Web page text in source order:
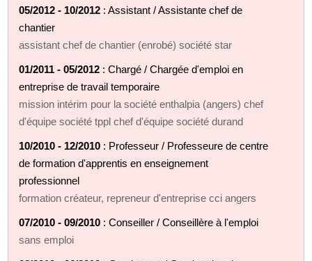
05/2012 - 10/2012 : Assistant / Assistante chef de
chantier
assistant chef de chantier (enrobé) société star
01/2011 - 05/2012 : Chargé / Chargée d'emploi en
entreprise de travail temporaire
mission intérim pour la société enthalpia (angers) chef
d'équipe société tppl chef d'équipe société durand
10/2010 - 12/2010 : Professeur / Professeure de centre
de formation d'apprentis en enseignement
professionnel
formation créateur, repreneur d'entreprise cci angers
07/2010 - 09/2010 : Conseiller / Conseillère à l'emploi
sans emploi